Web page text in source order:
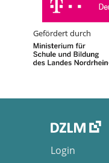
Gefördert durch
Login